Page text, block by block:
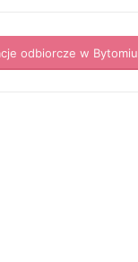
odbiorcze w Bytomiu